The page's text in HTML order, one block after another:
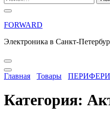
FORWARD
Электроника в Санкт-
Главная Товары
Категория: